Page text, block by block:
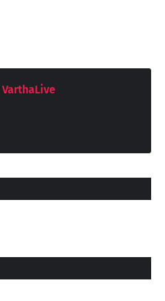
VarthaLive